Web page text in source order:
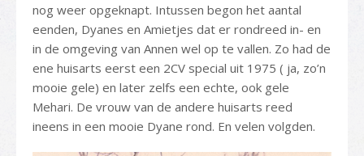
nog weer opgeknapt. Intussen begon het aantal
eenden, Dyanes en Amietjes dat er rondreed in- en
in de omgeving van Annen wel op te vallen. Zo had de
ene huisarts eerst een 2CV special uit 1975 ( ja, zo’n
mooie gele) en later zelfs een echte, ook gele
Mehari. De vrouw van de andere huisarts reed
ineens in een mooie Dyane rond. En velen volgden.